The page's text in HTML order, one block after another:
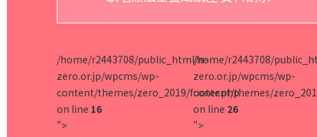
/home/r2443708/public_html/n-
zero.or.jp/wpcms/wp-
content/themes/zero_2019/footer.php
on line 16
">
/home/r2443708/
zero.or.jp/wpcms/wp-
content/themes/
on line 26
">